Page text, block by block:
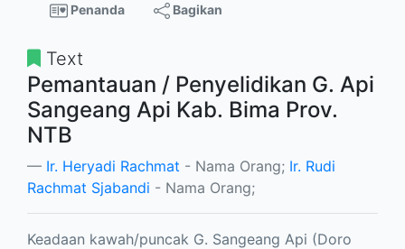
Penanda Bagikan
Text
Pemantauan / Penyelidikan G. Api
Sangeang Api Kab. Bima Prov.
NTB
Ir. Heryadi Rachmat - Nama Orang; Ir. Rudi
Rachmat Sjabandi - Nama Orang;
Keadaan kawah/puncak G. Sangeang Api (Doro